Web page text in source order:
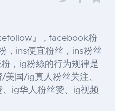
』 , facebook粉
，ins便宜粉丝，ins粉丝
，ig粉絲的行为规律是
国/ig真人粉丝关注、
ig华人粉丝赞、ig视频